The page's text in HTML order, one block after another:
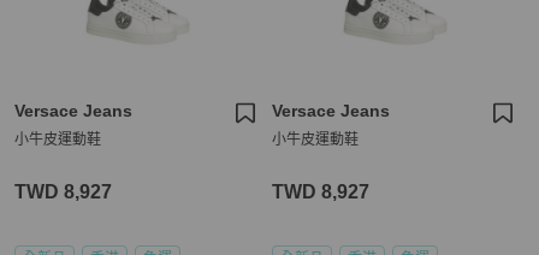
Versace Jeans
小牛皮運動鞋
TWD 8,927
Versace Jeans
小牛皮運動鞋
TWD 8,927